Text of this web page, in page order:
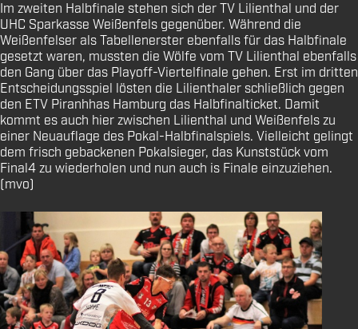
Im zweiten Halbfinale stehen sich der TV Lilienthal und der
UHC Sparkasse Weißenfels gegenüber. Während die
Weißenfelser als Tabellenerster ebenfalls für das Halbfinale
gesetzt waren, mussten die Wölfe vom TV Lilienthal ebenfalls
den Gang über das Playoff-Viertelfinale gehen. Erst im dritten
Entscheidungsspiel lösten die Lilienthaler schließlich gegen
den ETV Piranhhas Hamburg das Halbfinalticket. Damit
kommt es auch hier zwischen Lilienthal und Weißenfels zu
einer Neuauflage des Pokal-Halbfinalspiels. Vielleicht gelingt
dem frisch gebackenen Pokalsieger, das Kunststück vom
Final4 zu wiederholen und nun auch is Finale einzuziehen.
(mvo)